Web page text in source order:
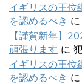
イギリスの王位
を認めるべき に
【謹賀新年】
頑張ります に
イギリスの王位
を認めるべき に